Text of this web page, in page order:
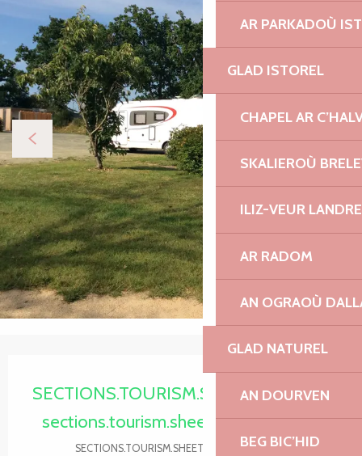
AR PARKADOÙ
GLAD ISTOREL
CHAPEL AR
SKALIEROÙ
ILIZ-VEUR
AR RADOM
AN OGRAOÙ
GLAD NATUREL
AN DOURVEN
BEG BIC’HID
sections.tourism.sheet.periods.today
SECTIONS.TOURISM.SHEET.PERIODS.DETAILS